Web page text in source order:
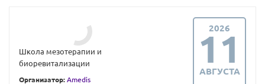
Школа мезотерапии и
биоревитализации
Организатор: Amedis
2026
11
АВГУСТА